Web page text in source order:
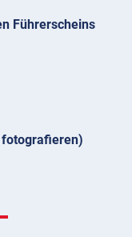
Führerscheins
fotografieren)